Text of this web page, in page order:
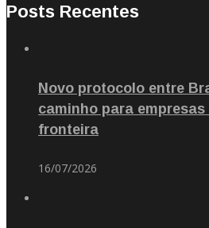
Posts Recentes
Novo protocolo entre
caminho para
fronteira
16/07/2026